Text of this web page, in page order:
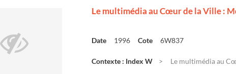
Le multimédia au Cœur de la Ville :
Date 1996 Cote 6W837
Contexte : Index W Le multimédia au